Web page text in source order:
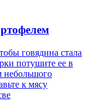
говядина стала
потушите ее в
небольшого
к мясу